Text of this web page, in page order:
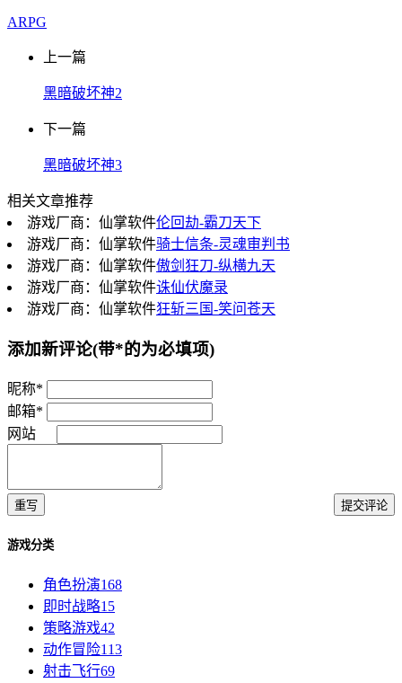
ARPG
上一篇
黑暗破坏神2
下一篇
黑暗破坏神3
相关文章推荐
游戏厂商：仙掌软件伦回劫-霸刀天下
游戏厂商：仙掌软件骑士信条-灵魂审判书
游戏厂商：仙掌软件傲剑狂刀-纵横九天
游戏厂商：仙掌软件诛仙伏魔录
游戏厂商：仙掌软件狂斩三国-笑问苍天
添加新评论(带*的为必填项)
昵称*
邮箱*
网站
重写 提交评论
游戏分类
角色扮演168
即时战略15
策略游戏42
动作冒险113
射击飞行69